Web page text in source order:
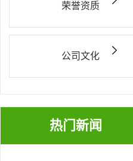
荣誉资质
公司文化
热门新闻